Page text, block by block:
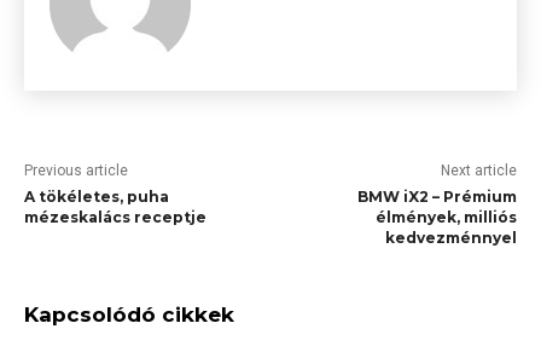
Previous article
A tökéletes, puha
mézeskalács receptje
Next article
BMW iX2 – Prémium
élmények, milliós
kedvezménnyel
Kapcsolódó cikkek